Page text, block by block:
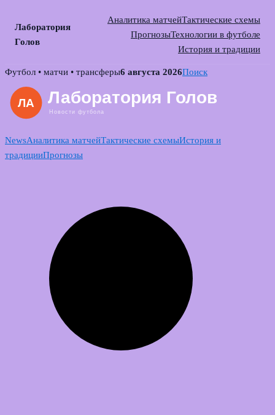
Лаборатория
Голов
Аналитика матчейТактические схемы
ПрогнозыТехнологии в футболе
История и традиции
Skip
content
Футбол • матчи • трансферы6 августа 2026Поиск
NewsАналитика матчейТактические схемыИстория и
традицииПрогнозы